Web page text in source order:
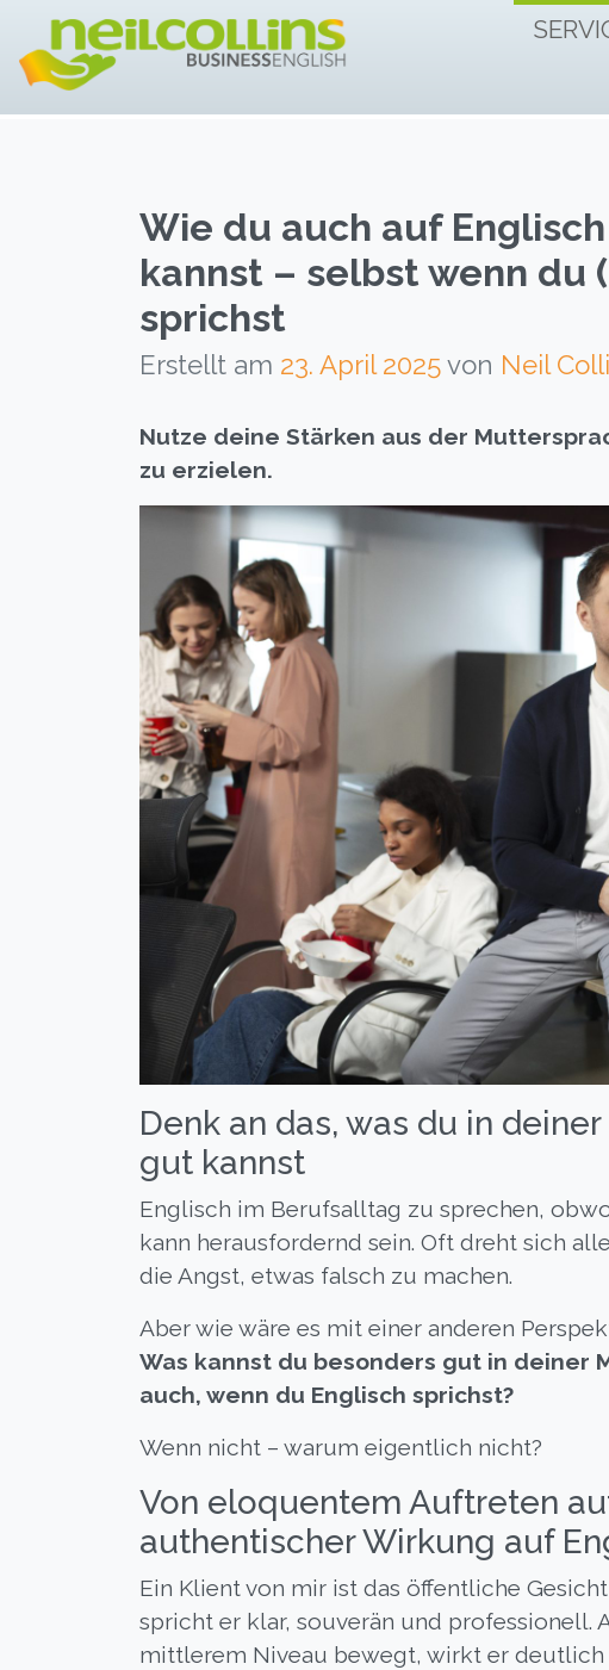
Neil Collins –
Wie du auch auf
kannst – selbst wenn du
sprichst
Erstellt am 23. April 2025von Neil
Nutze deine Stärken aus der
zu erzielen.
Denk an das, was du in
gut kannst
Englisch im Berufsalltag zu sprechen,
kann herausfordernd sein. Oft dreht sich
die Angst, etwas falsch zu machen.
Aber wie wäre es mit einer anderen
Was kannst du besonders gut in deiner
auch, wenn du Englisch sprichst?
Wenn nicht – warum eigentlich nicht?
Von eloquentem Auftreten
authentischer Wirkung auf
Ein Klient von mir ist das öffentliche
spricht er klar, souverän und professionell.
mittlerem Niveau bewegt, wirkt er deutlich